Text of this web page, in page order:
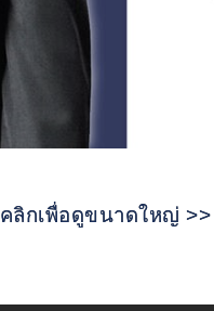
คลิกเพื่อดูขนาดใหญ่ >>